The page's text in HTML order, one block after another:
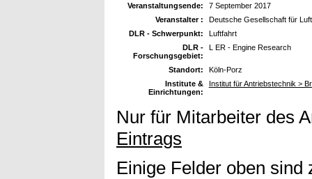
Veranstaltungsende:
7 September 2017
Veranstalter :
Deutsche Gesellschaft für
DLR - Schwerpunkt:
Luftfahrt
DLR -
Forschungsgebiet:
L ER - Engine Research
Standort:
Köln-Porz
Institute &
Einrichtungen:
Institut für Antriebstechnik >
Nur für Mitarbeiter des
Eintrags
Einige Felder oben